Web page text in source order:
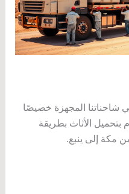
شاحناتنا المجهزة خصيصًا
بتحميل الأثاث بطريقة
مكة إلى ينبع.